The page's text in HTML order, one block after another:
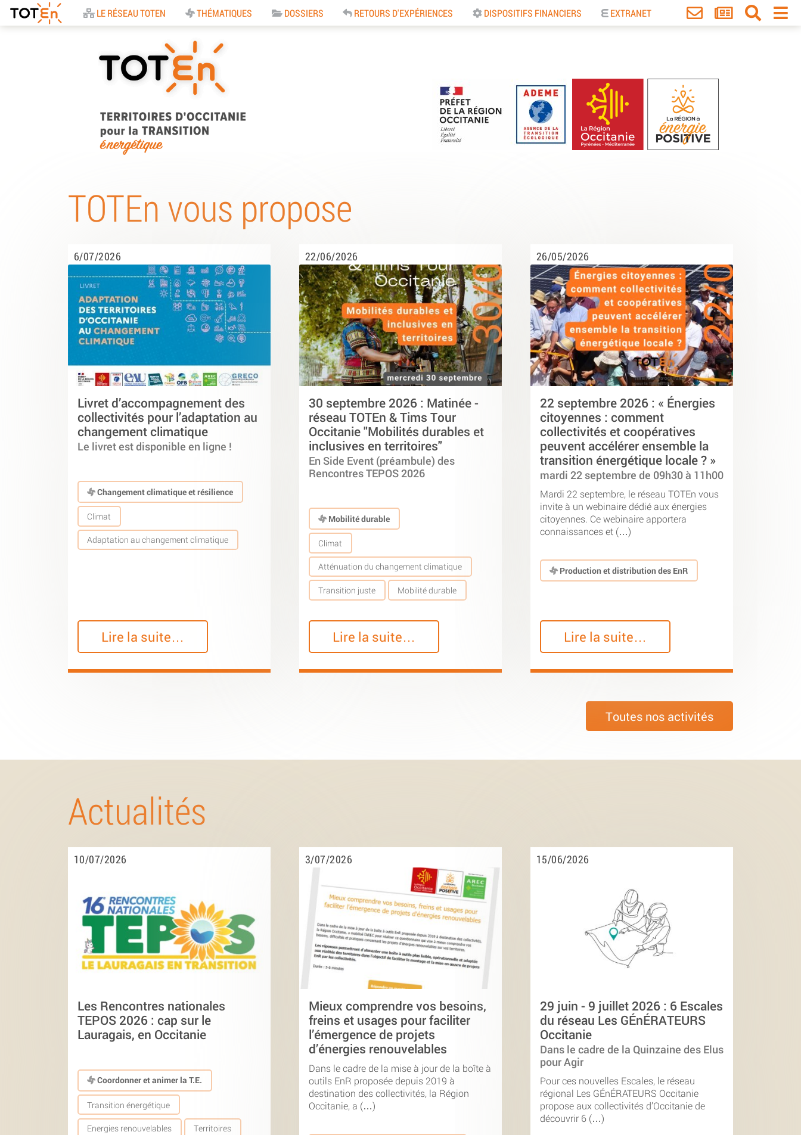
Accueil
LE RÉSEAU TOTEN THÉMATIQUES DOSSIERS RETOURS D'EXPÉRIENCES DISPOSITIFS FINANCIERS EXTRANET
Territoires d’Occitanie
pour la Transition
Energétique
TOTEn vous propose
6/07/2026
Livret d’accompagnement des
collectivités pour l’adaptation au
changement climatique
Le livret est disponible en ligne !
Changement climatique et résilience
Climat
Adaptation au changement climatique
Lire la suite…
22/06/2026
30 septembre 2026 : Matinée -
réseau TOTEn & Tims Tour
Occitanie "Mobilités durables et
inclusives en territoires"
En Side Event (préambule) des
Rencontres TEPOS 2026
Mobilité durable
Climat
Atténuation du changement climatique
Transition juste Mobilité durable
Lire la suite…
26/05/2026
22 septembre 2026 : « Énergies
citoyennes : comment
collectivités et coopératives
peuvent accélérer ensemble la
transition énergétique locale ? »
mardi 22 septembre de 09h30 à 11h00
Mardi 22 septembre, le réseau TOTEn vous
invite à un webinaire dédié aux énergies
citoyennes. Ce webinaire apportera
connaissances et (…)
Production et distribution des EnR
Lire la suite…
Toutes nos activités
Actualités
10/07/2026
Les Rencontres nationales
TEPOS 2026 : cap sur le
Lauragais, en Occitanie
Coordonner et animer la T.E.
Transition énergétique
Energies renouvelables Territoires
3/07/2026
Mieux comprendre vos besoins,
freins et usages pour faciliter
l’émergence de projets
d’énergies renouvelables
Dans le cadre de la mise à jour de la boîte à
outils EnR proposée depuis 2019 à
destination des collectivités, la Région
Occitanie, a (…)
15/06/2026
29 juin - 9 juillet 2026 : 6 Escales
du réseau Les GÉnÉRATEURS
Occitanie
Dans le cadre de la Quinzaine des Elus
pour Agir
Pour ces nouvelles Escales, le réseau
régional Les GÉnÉRATEURS Occitanie
propose aux collectivités d’Occitanie de
découvrir 6 (…)